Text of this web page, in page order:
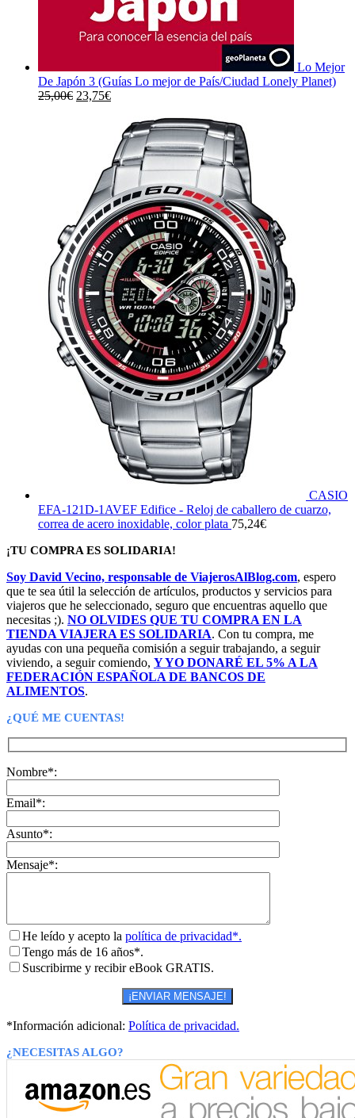
Lo Mejor
De Japón 3 (Guías Lo mejor de País/Ciudad Lonely Planet)
25,00€ El
23,75€El
actual
es:
23,75€.
CASIO
EFA-121D-1AVEF Edifice - Reloj de caballero de cuarzo,
correa de acero inoxidable, color plata 75,24€
¡TU COMPRA ES SOLIDARIA!
Soy David Vecino, responsable de ViajerosAlBlog.com, espero
que te sea útil la selección de artículos, productos y servicios para
viajeros que he seleccionado, seguro que encuentras aquello que
necesitas ;). NO OLVIDES QUE TU COMPRA EN LA
TIENDA VIAJERA ES SOLIDARIA. Con tu compra, me
ayudas con una pequeña comisión a seguir trabajando, a seguir
viviendo, a seguir comiendo, Y YO DONARÉ EL 5% A LA
FEDERACIÓN ESPAÑOLA DE BANCOS DE
ALIMENTOS.
¿QUÉ ME CUENTAS!
Nombre*:
Email*:
Asunto*:
Mensaje*:
He leído y acepto la política de privacidad*.
Tengo más de 16 años*.
Suscribirme y recibir eBook GRATIS.
*Información adicional: Política de privacidad.
¿NECESITAS ALGO?